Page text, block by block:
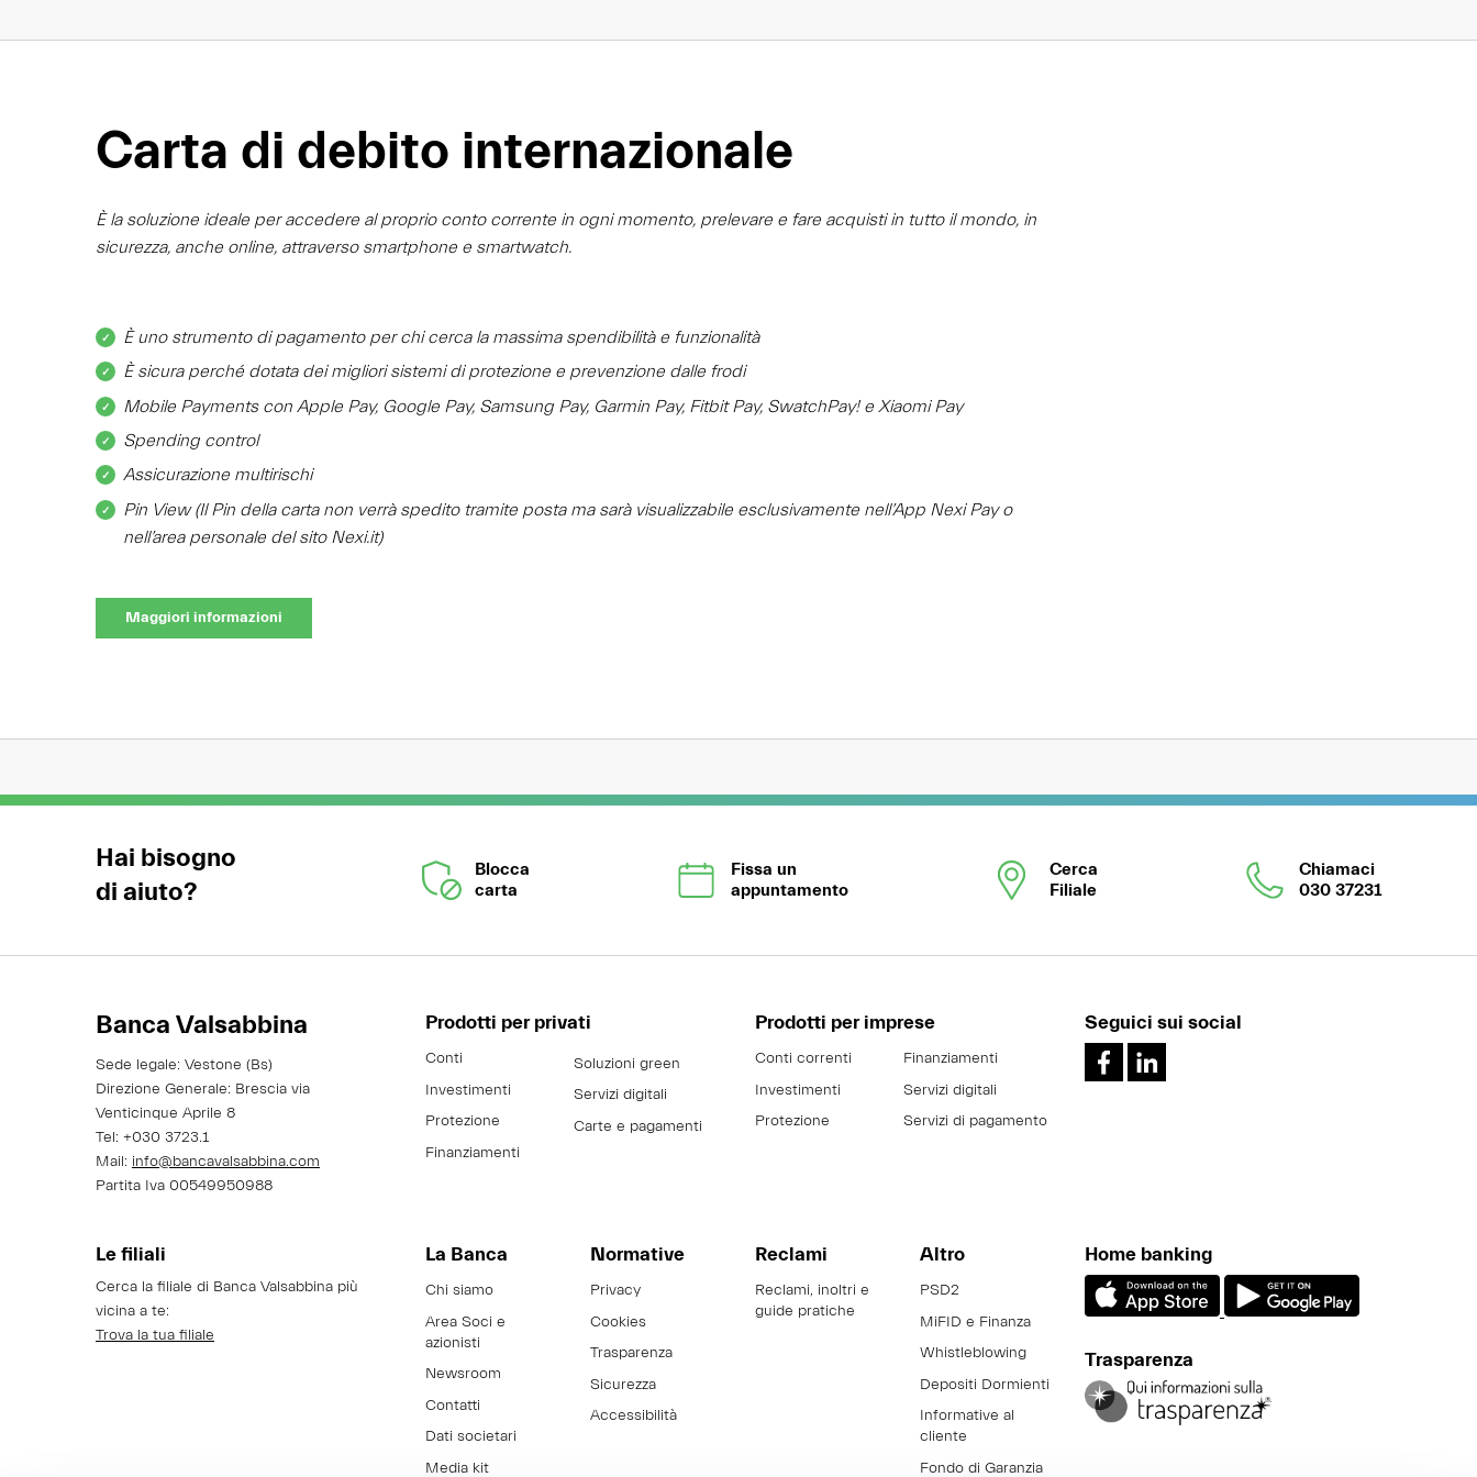
Carta di debito internazionale
È la soluzione ideale per accedere al proprio conto corrente in ogni momento, prelevare e fare acquisti in tutto il mondo, in
sicurezza, anche online, attraverso smartphone e smartwatch.
È uno strumento di pagamento per chi cerca la massima spendibilità e funzionalità
È sicura perché dotata dei migliori sistemi di protezione e prevenzione dalle frodi
Mobile Payments con Apple Pay, Google Pay, Samsung Pay, Garmin Pay, Fitbit Pay, SwatchPay! e Xiaomi Pay
Spending control
Assicurazione multirischi
Pin View (Il Pin della carta non verrà spedito tramite posta ma sarà visualizzabile esclusivamente nell’App Nexi Pay o
nell’area personale del sito Nexi.it)
Maggiori informazioni
Hai bisogno
di aiuto?
Blocca
carta
Fissa un
appuntamento
Cerca
Filiale
Chiamaci
030 37231
Banca Valsabbina
Sede legale: Vestone (Bs)
Direzione Generale: Brescia via
Venticinque Aprile 8
Tel: +030 3723.1
Mail: info@bancavalsabbina.com
Partita Iva 00549950988
Prodotti per privati
Conti
Investimenti
Protezione
Finanziamenti
Soluzioni green
Servizi digitali
Carte e pagamenti
Prodotti per imprese
Conti correnti
Investimenti
Protezione
Finanziamenti
Servizi digitali
Servizi di pagamento
Seguici sui social
Le filiali
Cerca la filiale di Banca Valsabbina più
vicina a te:
Trova la tua filiale
La Banca
Chi siamo
Area Soci e
azionisti
Newsroom
Contatti
Dati societari
Media kit
Normative
Privacy
Cookies
Trasparenza
Sicurezza
Accessibilità
Reclami
Reclami, inoltri e
guide pratiche
Altro
PSD2
MiFID e Finanza
Whistleblowing
Depositi Dormienti
Informative al
cliente
Fondo di Garanzia
Home banking
Trasparenza